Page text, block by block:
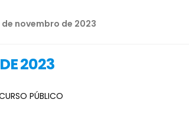
de novembro de 2023
2023
PÚBLICO